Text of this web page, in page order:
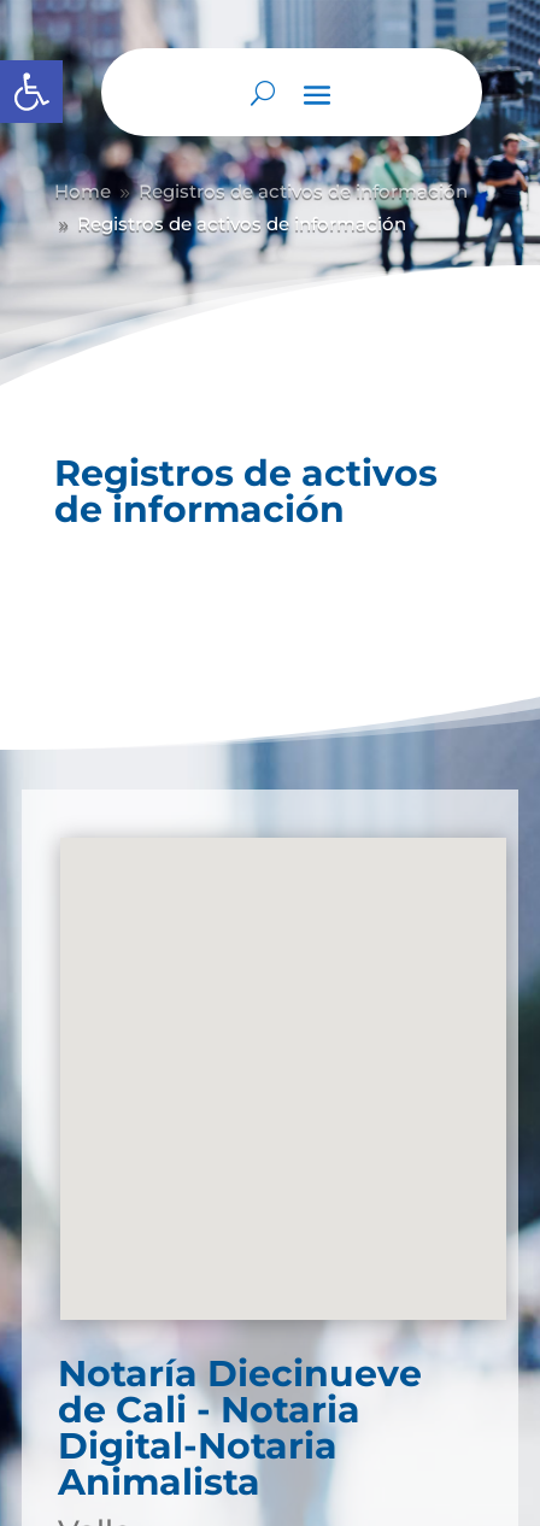
Abrir barra de herramientas
Home 9 Registros de activos de información
9 Registros de activos de información
Registros de activos
de información
Notaría Diecinueve
de Cali - Notaria
Digital-Notaria
Animalista